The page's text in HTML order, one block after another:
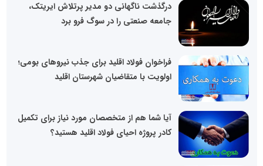
درگذشت ناگهانی دو مدیر پرتلاش ایریتک،
جامعه صنعتی را در سوگ فرو برد
فراخوان فولاد اقلید برای جذب نیروهای بومی؛
اولویت با متقاضیان شهرستان اقلید
آیا شما هم از متخصصان مورد نیاز برای تکمیل
کادر پروژه احیای فولاد اقلید هستید؟